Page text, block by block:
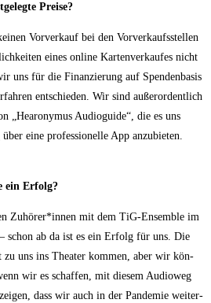
Preise?
Vor­ver­kauf bei den Vor­ver­kaufs­stel­len
eines online Kar­ten­ver­kau­fes nicht
uns für die Finan­zie­rung auf Spen­den­ba­sis
ent­schie­den. Wir sind außer­or­dent­lich
„Hearo­ny­mus Audio­gui­de“, die es uns
eine pro­fes­sio­nel­le App anzubieten.
ein Erfolg?
Zuhörer*innen mit dem TiG-Ensem­ble im
schon ab da ist es ein Erfolg für uns. Die
zu uns ins Thea­ter kom­men, aber wir kön­
wir es schaf­fen, mit die­sem Audio­weg
dass wir auch in der Pan­de­mie wei­ter­